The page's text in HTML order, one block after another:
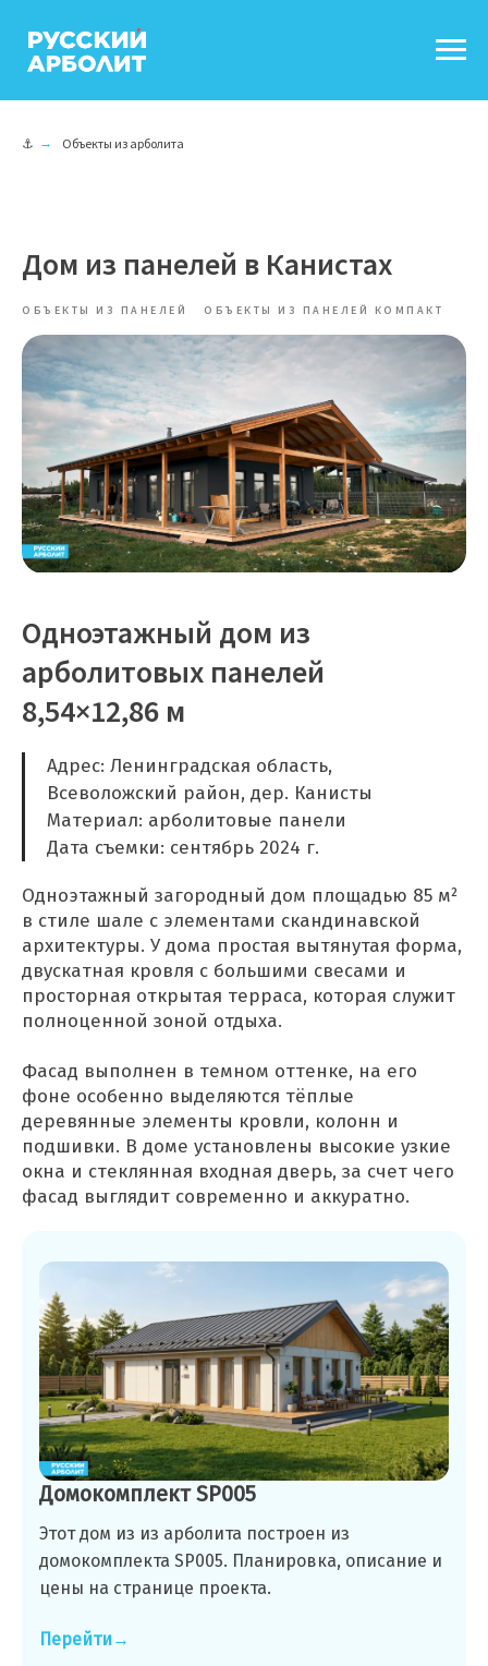
⚓ → Объекты из арболита
Дом из панелей в Канистах
ОБЪЕКТЫ ИЗ ПАНЕЛЕЙ ОБЪЕКТЫ ИЗ ПАНЕЛЕЙ КОМПАКТ
Одноэтажный дом из
арболитовых панелей
8,54×12,86 м
Адрес: Ленинградская область,
Всеволожский район, дер. Канисты
Материал: арболитовые панели
Дата съемки: сентябрь 2024 г.
Одноэтажный загородный дом площадью 85 м²
в стиле шале с элементами скандинавской
архитектуры. У дома простая вытянутая форма,
двускатная кровля с большими свесами и
просторная открытая терраса, которая служит
полноценной зоной отдыха.
Фасад выполнен в темном оттенке, на его
фоне особенно выделяются тёплые
деревянные элементы кровли, колонн и
подшивки. В доме установлены высокие узкие
окна и стеклянная входная дверь, за счет чего
фасад выглядит современно и аккуратно.
Домокомплект SP005
Этот дом из из арболита построен из
домокомплекта SP005. Планировка, описание и
цены на странице проекта.
Перейти